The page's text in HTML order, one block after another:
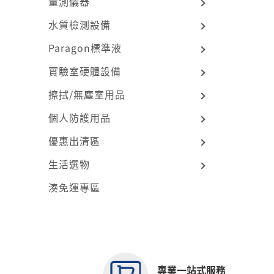
水質檢測設備
Paragon標準液
實驗室硬體設備
擦拭/無塵室用品
個人防護用品
優惠出清區
生活選物
湊免運專區
專業一站式服務